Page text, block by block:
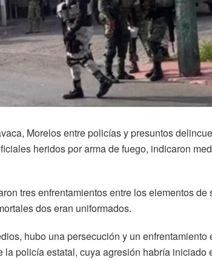
Morelos entre policías y presuntos
heridos por arma de fuego, indicaron
tres enfrentamientos entre los elementos de
dos eran uniformados.
hubo una persecución y un enfrentamiento
la policía estatal, cuya agresión habría iniciado